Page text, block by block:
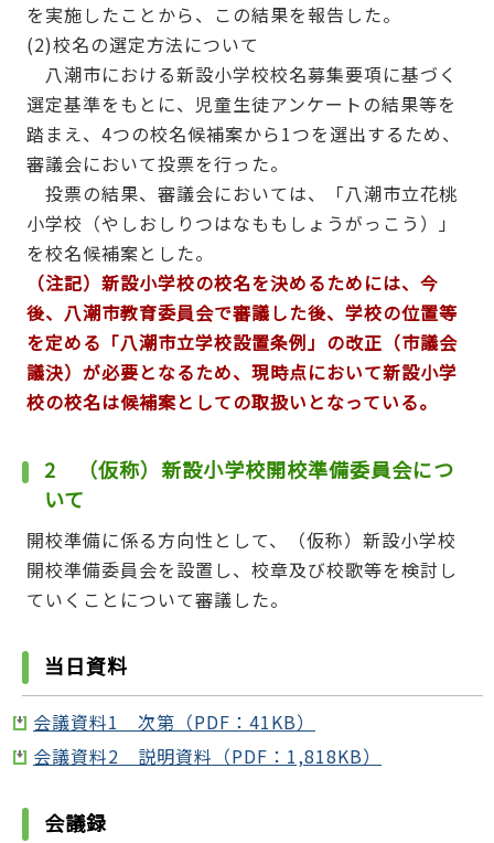
を実施したことから、この結果を報告した。
(2)校名の選定方法について
八潮市における新設小学校校名募集要項に基づく
選定基準をもとに、児童生徒アンケートの結果等を
踏まえ、4つの校名候補案から1つを選出するため、
審議会において投票を行った。
投票の結果、審議会においては、「八潮市立花桃
小学校（やしおしりつはなももしょうがっこう）」
を校名候補案とした。
（注記）新設小学校の校名を決めるためには、今
後、八潮市教育委員会で審議した後、学校の位置等
を定める「八潮市立学校設置条例」の改正（市議会
議決）が必要となるため、現時点において新設小学
校の校名は候補案としての取扱いとなっている。
2 （仮称）新設小学校開校準備委員会につ
いて
開校準備に係る方向性として、（仮称）新設小学校
開校準備委員会を設置し、校章及び校歌等を検討し
ていくことについて審議した。
当日資料
会議資料1 次第（PDF：41KB）
会議資料2 説明資料（PDF：1,818KB）
会議録